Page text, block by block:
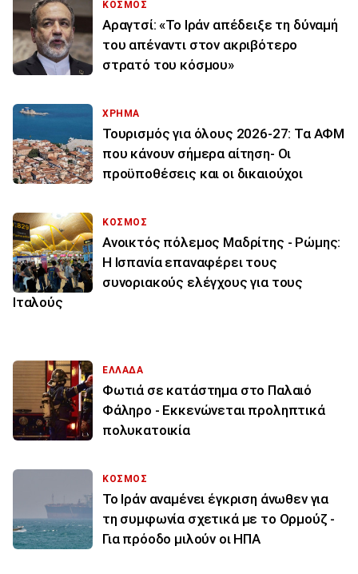
ΚΟΣΜΟΣ
Αραγτσί: «Το Ιράν απέδειξε τη δύναμή
του απέναντι στον ακριβότερο
στρατό του κόσμου»
ΧΡΗΜΑ
Τουρισμός για όλους 2026-27: Τα ΑΦΜ
που κάνουν σήμερα αίτηση- Οι
προϋποθέσεις και οι δικαιούχοι
ΚΟΣΜΟΣ
Ανοικτός πόλεμος Μαδρίτης - Ρώμης:
Η Ισπανία επαναφέρει τους
συνοριακούς ελέγχους για τους
Ιταλούς
ΕΛΛΑΔΑ
Φωτιά σε κατάστημα στο Παλαιό
Φάληρο - Εκκενώνεται προληπτικά
πολυκατοικία
ΚΟΣΜΟΣ
Το Ιράν αναμένει έγκριση άνωθεν για
τη συμφωνία σχετικά με το Ορμούζ -
Για πρόοδο μιλούν οι ΗΠΑ